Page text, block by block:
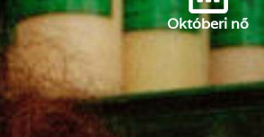
Októberi nő